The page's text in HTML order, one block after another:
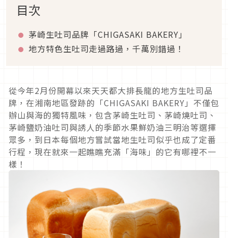
目次
茅崎生吐司品牌「CHIGASAKI BAKERY」
地方特色生吐司走過路過，千萬別錯過！
從今年2月份開幕以來天天都大排長龍的地方生吐司品
牌，在湘南地區發跡的「CHIGASAKI BAKERY」不僅包
辦山與海的獨特風味，包含茅崎生吐司、茅崎燒吐司、
茅崎鹽奶油吐司與誘人的季節水果鮮奶油三明治等選擇
眾多，到日本每個地方嘗試當地生吐司似乎也成了定番
行程，現在就來一起瞧瞧充滿「海味」的它有哪裡不一
樣！